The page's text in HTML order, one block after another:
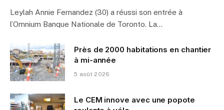
Leylah Annie Fernandez (30) a réussi son entrée à
l’Omnium Banque Nationale de Toronto. La…
Près de 2000 habitations en chantier
à mi-année
5 août 2026
Le CEM innove avec une popote